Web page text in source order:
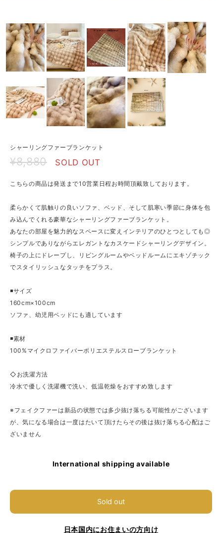
シャーリングファーブランケット
¥8,880 SOLD OUT
こちらの商品は発送まで10営業日程お時間頂戴致しております。
柔らかくて肌触りの良いソファ、ベッド、そして肌寒い季節に身体を包
み込んでくれる豪華なシャーリングファーブランケット。
あなたの部屋を魅力的なスペースに変えインテリアのひとつとしても◎
シンプルでありながらエレガントなカスケードシャーリングデザイン。
椅子の上にドレープし、リビングルームやベッドルームにエキゾチック
でスタイリッシュなタッチをプラス。
◾️サイズ
160cm×100cm
ソファ、幼児用ベッドにも適しています
◾️素材
100%マイクロファイバーポリエステルスローブランケット
◇お洗濯方法
冷水で優しく洗濯機で洗い、低温乾燥をおすすめ致します
※フェイクファーは新品の状態では多少抜け落ちる可能性がございます
が、気になる場合は一度はたいて頂けたらその後は抜け落ちる心配はご
ざいません
International shipping available
Sold out
日本国内にお住まいの方向け